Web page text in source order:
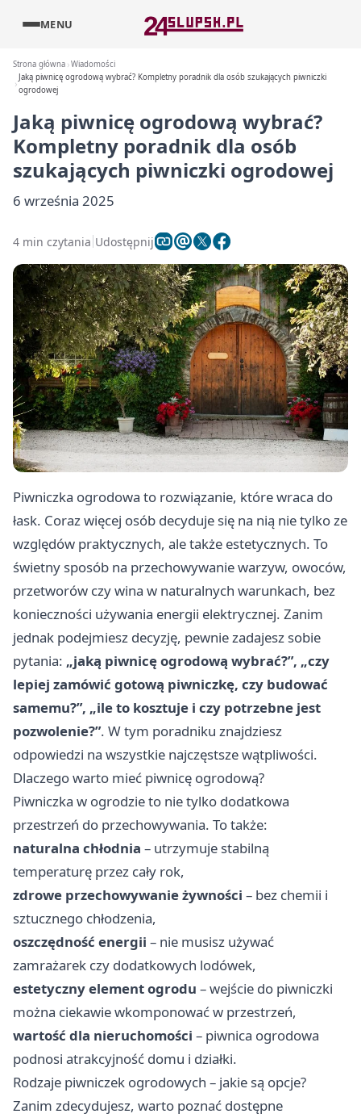
MENU
Strona główna Wiadomości
Jaką piwnicę ogrodową wybrać? Kompletny poradnik dla osób szukających piwniczki
ogrodowej
Jaką piwnicę ogrodową wybrać?
Kompletny poradnik dla osób
szukających piwniczki ogrodowej
6 września 2025
4 min czytania Udostępnij
Piwniczka ogrodowa to rozwiązanie, które wraca do
łask. Coraz więcej osób decyduje się na nią nie tylko ze
względów praktycznych, ale także estetycznych. To
świetny sposób na przechowywanie warzyw, owoców,
przetworów czy wina w naturalnych warunkach, bez
konieczności używania energii elektrycznej. Zanim
jednak podejmiesz decyzję, pewnie zadajesz sobie
pytania: „jaką piwnicę ogrodową wybrać?”, „czy
lepiej zamówić gotową piwniczkę, czy budować
samemu?”, „ile to kosztuje i czy potrzebne jest
pozwolenie?”. W tym poradniku znajdziesz
odpowiedzi na wszystkie najczęstsze wątpliwości.
Dlaczego warto mieć piwnicę ogrodową?
Piwniczka w ogrodzie to nie tylko dodatkowa
przestrzeń do przechowywania. To także:
naturalna chłodnia – utrzymuje stabilną
temperaturę przez cały rok,
zdrowe przechowywanie żywności – bez chemii i
sztucznego chłodzenia,
oszczędność energii – nie musisz używać
zamrażarek czy dodatkowych lodówek,
estetyczny element ogrodu – wejście do piwniczki
można ciekawie wkomponować w przestrzeń,
wartość dla nieruchomości – piwnica ogrodowa
podnosi atrakcyjność domu i działki.
Rodzaje piwniczek ogrodowych – jakie są opcje?
Zanim zdecydujesz, warto poznać dostępne